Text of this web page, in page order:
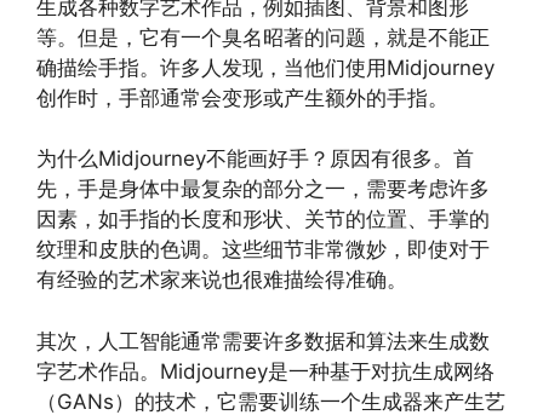
生成各种数字艺术作品，例如插图、背景和图形
等。但是，它有一个臭名昭著的问题，就是不能正
确描绘手指。许多人发现，当他们使用Midjourney
创作时，手部通常会变形或产生额外的手指。
为什么Midjourney不能画好手？原因有很多。首
先，手是身体中最复杂的部分之一，需要考虑许多
因素，如手指的长度和形状、关节的位置、手掌的
纹理和皮肤的色调。这些细节非常微妙，即使对于
有经验的艺术家来说也很难描绘得准确。
其次，人工智能通常需要许多数据和算法来生成数
字艺术作品。Midjourney是一种基于对抗生成网络
（GANs）的技术，它需要训练一个生成器来产生艺